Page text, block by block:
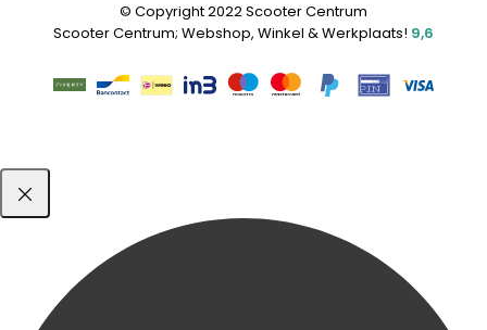
© Copyright 2022 Scooter Centrum
Scooter Centrum; Webshop, Winkel & Werkplaats! 9,6